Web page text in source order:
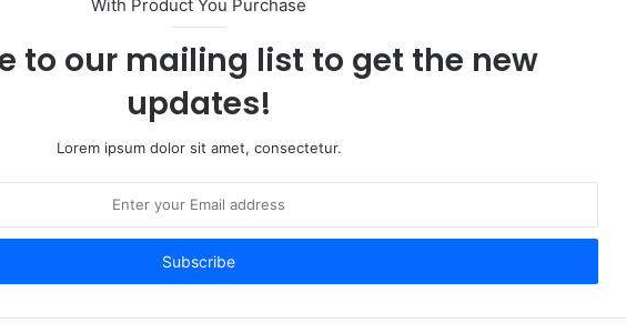
With Product You Purchase
to our mailing list to get the new
updates!
Lorem ipsum dolor sit amet, consectetur.